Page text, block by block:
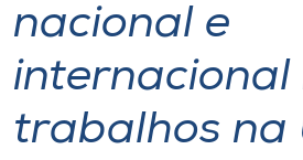
Atendimento ao Estudante
Portal de Ensino
nacional e
internacional
trabalhos na